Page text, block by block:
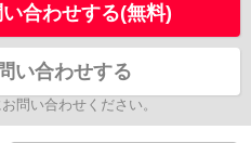
合わせする(無料)
い合わせする
問い合わせください。